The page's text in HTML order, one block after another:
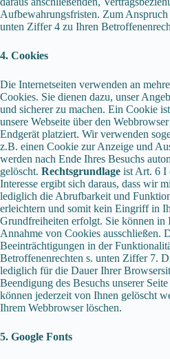
Aufbewahrungsfristen. Zum
unten Ziffer 4 zu Ihren
4. Cookies
Die Internetseiten verwenden an
Cookies. Sie dienen dazu, unser
und sicherer zu machen. Ein Cookie
unsere Webseite über den
Endgerät platziert. Wir verwenden
z.B. einen Cookie zur Anzeige und
werden nach Ende Ihres Besuchs
gelöscht. Rechtsgrundlage ist Art. 6 I
Interesse ergibt sich daraus, dass wir
lediglich die Abrufbarkeit und
erleichtern und somit kein Eingriff in
Grundfreiheiten erfolgt. Sie können in
Annahme von Cookies ausschließen.
Beeinträchtigungen in der
Betroffenenrechten s. unten Ziffer 7.
lediglich für die Dauer Ihrer
Beendigung des Besuchs unserer
können jederzeit von Ihnen gelöscht
Ihrem Webbrowser löschen.
5. Google Fonts